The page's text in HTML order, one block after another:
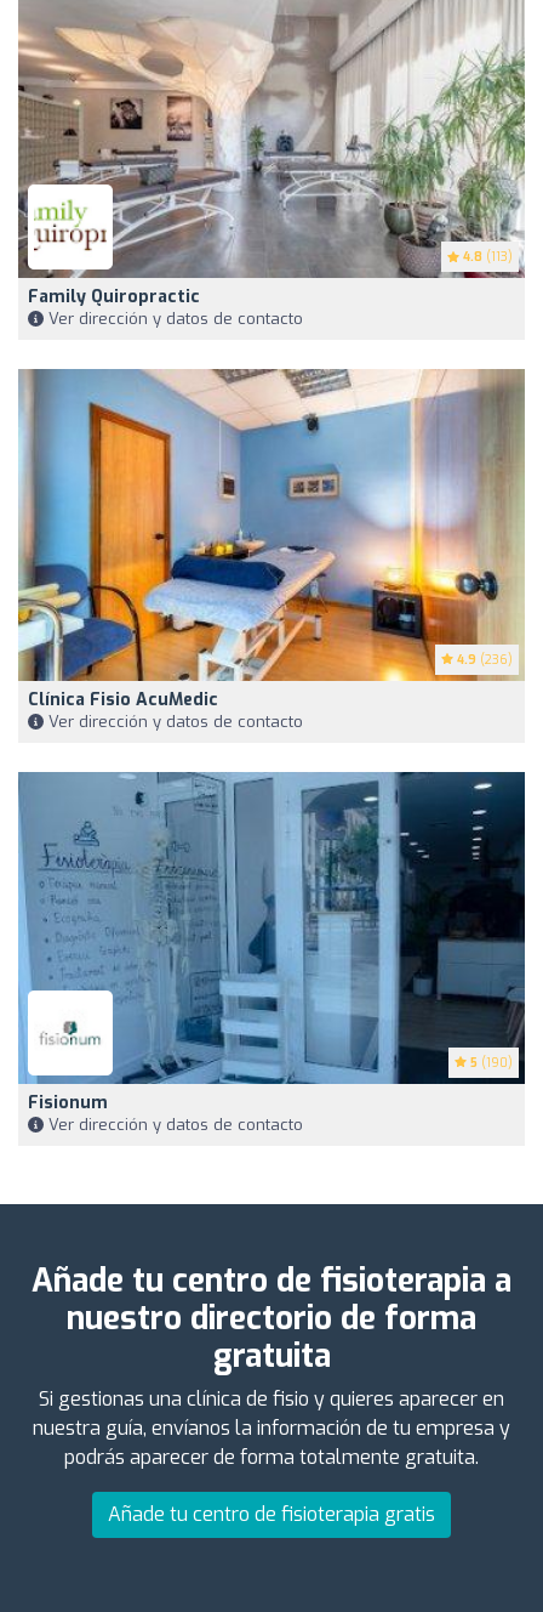
4.8 (113)
Family Quiropractic
Ver dirección y datos de contacto
4.9 (236)
Clínica Fisio AcuMedic
Ver dirección y datos de contacto
5 (190)
Fisionum
Ver dirección y datos de contacto
Añade tu centro de fisioterapia a
nuestro directorio de forma
gratuita
Si gestionas una clínica de fisio y quieres aparecer en
nuestra guía, envíanos la información de tu empresa y
podrás aparecer de forma totalmente gratuita.
Añade tu centro de fisioterapia gratis